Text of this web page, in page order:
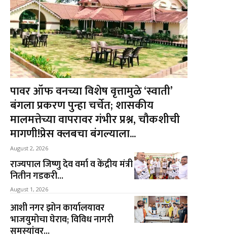
पावर ऑफ वनच्या विशेष वृत्तामुळे ‘स्वाती’
बंगला प्रकरण पुन्हा चर्चेत; शासकीय
मालमत्तेच्या वापरावर गंभीर प्रश्न, चौकशीची
मागणी!प्रेस क्लबचा बंगल्याला...
August 2, 2026
राज्यपाल जिष्णु देव वर्मा व केंद्रीय मंत्री
नितीन गडकरी...
August 1, 2026
आशी नगर झोन कार्यालयावर
भाजयुमोचा घेराव; विविध नागरी
समस्यांवर...